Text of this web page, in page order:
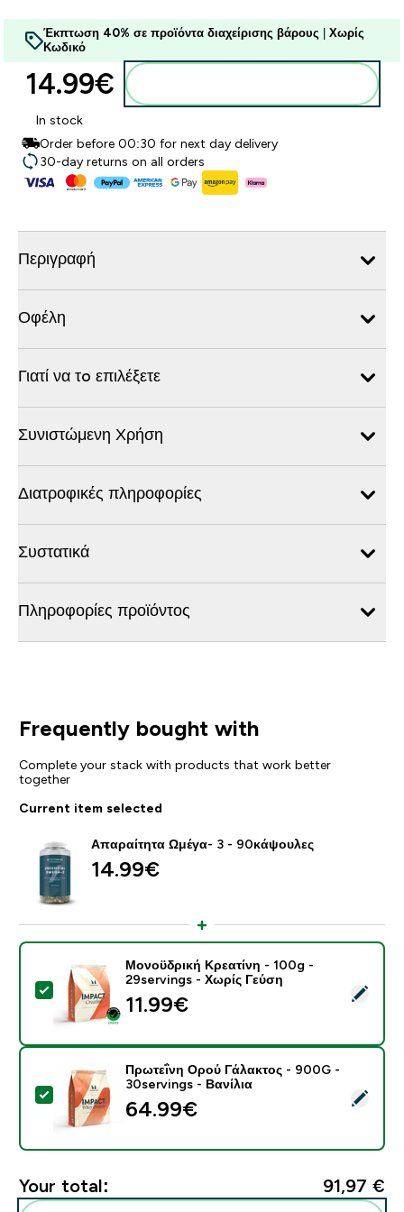
Έκπτωση 40% σε προϊόντα διαχείρισης βάρους
Χωρίς
Κωδικό
14.99€‎
In stock
Order before 00:30 for next day delivery
30-day returns on all orders
Περιγραφή
Οφέλη
Γιατί να τo επιλέξετε
Συνιστώμενη Χρήση
Διατροφικές πληροφορίες
Συστατικά
Πληροφορίες προϊόντος
Frequently bought with
Complete your stack with products that work better
together
Current item selected
Απαραίτητα Ωμέγα- 3 - 90κάψουλες
14.99€‎
Select this product - Μονοϋδρική Κρεατίνη - 100g -
Μονοϋδρική Κρεατίνη - 100g -
29servings - Χωρίς Γεύση
11.99€‎
Select this product - Πρωτεΐνη Ορού Γάλακτος -
Πρωτεΐνη Ορού Γάλακτος - 900G -
30servings - Βανίλια
64.99€‎
Your total: 91,97 €‎